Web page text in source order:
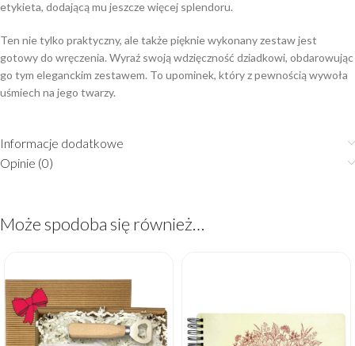
etykieta, dodającą mu jeszcze więcej splendoru.
Ten nie tylko praktyczny, ale także pięknie wykonany zestaw jest
gotowy do wręczenia. Wyraź swoją wdzięczność dziadkowi, obdarowując
go tym eleganckim zestawem. To upominek, który z pewnością wywoła
uśmiech na jego twarzy.
Informacje dodatkowe
Opinie (0)
Może spodoba się również…